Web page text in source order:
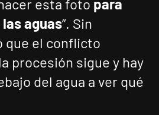
esta foto para
aguas”. Sin
que el conflicto
procesión sigue y hay
del agua a ver qué